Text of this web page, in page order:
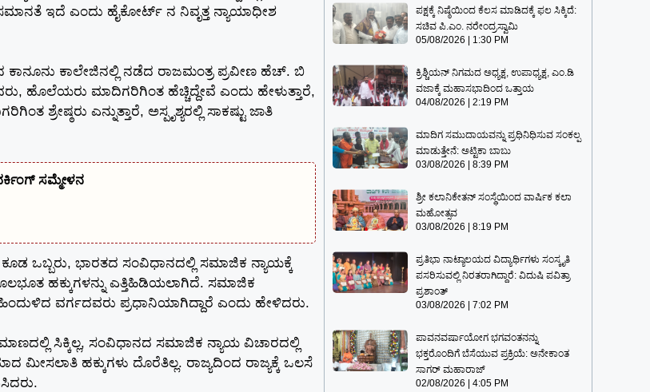
ಇದೆ ಎಂದು ಹೈಕೋರ್ಟ್ ನ ನಿವೃತ್ತ ನ್ಯಾಯಾಧೀಶ
ಕಾಲೇಜಿನಲ್ಲಿ ನಡೆದ ರಾಜಮಂತ್ರ ಪ್ರವೀಣ ಹೆಚ್. ಬಿ
ಹೊಲೆಯರು ಮಾದಿಗರಿಗಿಂತ ಹೆಚ್ಚಿದ್ದೇವೆ ಎಂದು ಹೇಳುತ್ತಾರೆ,
ಶ್ರೇಷ್ಠರು ಎನ್ನುತ್ತಾರೆ, ಅಸ್ಪೃಶ್ಯರಲ್ಲಿ ಸಾಕಷ್ಟು ಜಾತಿ
ಸಮ್ಮೇಳನ
ಕೂಡ ಒಬ್ಬರು, ಭಾರತದ ಸಂವಿಧಾನದಲ್ಲಿ ಸಮಾಜಿಕ ನ್ಯಾಯಕ್ಕೆ
ಹಕ್ಕುಗಳನ್ನು ಎತ್ತಿಹಿಡಿಯಲಾಗಿದೆ. ಸಮಾಜಿಕ
ವರ್ಗದವರು ಪ್ರಧಾನಿಯಾಗಿದ್ದಾರೆ ಎಂದು ಹೇಳಿದರು.
ಸಿಕ್ಕಿಲ್ಲ, ಸಂವಿಧಾನದ ಸಮಾಜಿಕ ನ್ಯಾಯ ವಿಚಾರದಲ್ಲಿ
ಹಕ್ಕುಗಳು ದೊರೆತಿಲ್ಲ. ರಾಜ್ಯದಿಂದ ರಾಜ್ಯಕ್ಕೆ ಒಲಸೆ
ಪಕ್ಷಕ್ಕೆ ನಿಷ್ಠೆಯಿಂದ ಕೆಲಸ ಮಾಡಿದಕ್ಕೆ ಫಲ ಸಿಕ್ಕಿದೆ:
ಸಚಿವ ಪಿ.ಎಂ. ನರೇಂದ್ರಸ್ವಾಮಿ
05/08/2026
1:30 PM
ಕ್ರಿಶ್ಚಿಯನ್ ನಿಗಮದ ಅಧ್ಯಕ್ಷ, ಉಪಾಧ್ಯಕ್ಷ, ಎಂ.ಡಿ
ವಜಾಕ್ಕೆ ಮಹಾಸಭಾದಿಂದ ಒತ್ತಾಯ
04/08/2026
2:19 PM
ಮಾದಿಗ ಸಮುದಾಯವನ್ನು ಪ್ರಧಿನಿಧಿಸುವ ಸಂಕಲ್ಪ
ಮಾಡುತ್ತೇನೆ: ಅಟ್ಟಿಕಾ ಬಾಬು
03/08/2026
8:39 PM
ಶ್ರೀ ಕಲಾನಿಕೇತನ್ ಸಂಸ್ಥೆಯಿಂದ ವಾರ್ಷಿಕ ಕಲಾ
ಮಹೋತ್ಸವ
03/08/2026
8:19 PM
ಪ್ರತಿಭಾ ನಾಟ್ಯಾಲಯದ ವಿದ್ಯಾರ್ಥಿಗಳು ಸಂಸ್ಕೃತಿ
ಪಸರಿಸುವಲ್ಲಿ ನಿರತರಾಗಿದ್ದಾರೆ: ವಿದುಷಿ ಪವಿತ್ರಾ
ಪ್ರಶಾಂತ್
03/08/2026
7:02 PM
ಪಾವನವರ್ಷಾಯೋಗ ಭಗವಂತನನ್ನು
ಭಕ್ತರೊಂದಿಗೆ ಬೆಸೆಯುವ ಪ್ರಕ್ರಿಯೆ: ಅನೇಕಾಂತ
ಸಾಗರ್ ಮಹಾರಾಜ್
02/08/2026
4:05 PM